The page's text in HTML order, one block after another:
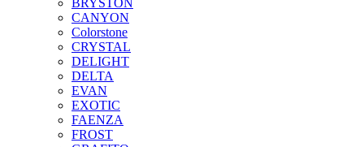
BRYSTON
CANYON
Colorstone
CRYSTAL
DELIGHT
DELTA
EVAN
EXOTIC
FAENZA
FROST